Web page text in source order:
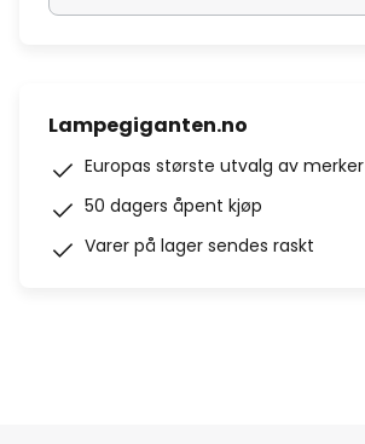
Lampegiganten.no
Europas største utvalg av merker
50 dagers åpent kjøp
Varer på lager sendes raskt